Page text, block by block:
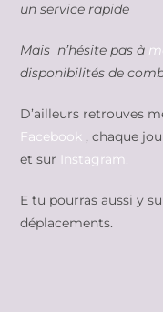
un service rapide
Mais n’hésite pas à
disponibilités de
D’ailleurs retrouves
Facebook , chaque
et sur Instagram.
E tu pourras aussi y
déplacements.